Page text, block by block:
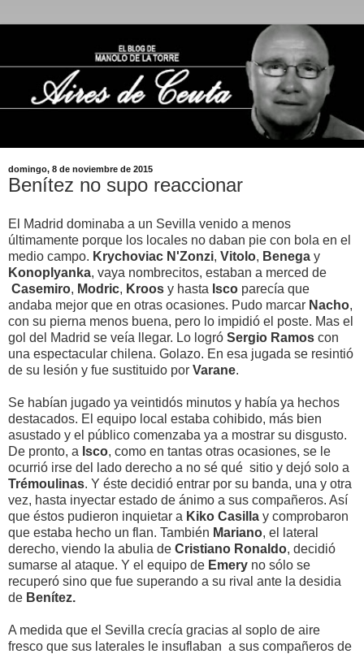
domingo, 8 de noviembre de 2015
Benítez no supo reaccionar
El Madrid dominaba a un Sevilla venido a menos
últimamente porque los locales no daban pie con bola en el
medio campo. Krychoviac N'Zonzi, Vitolo, Benega y
Konoplyanka, vaya nombrecitos, estaban a merced de
Casemiro, Modric, Kroos y hasta Isco parecía que
andaba mejor que en otras ocasiones. Pudo marcar Nacho,
con su pierna menos buena, pero lo impidió el poste. Mas el
gol del Madrid se veía llegar. Lo logró Sergio Ramos con
una espectacular chilena. Golazo. En esa jugada se resintió
de su lesión y fue sustituido por Varane.
Se habían jugado ya veintidós minutos y había ya hechos
destacados. El equipo local estaba cohibido, más bien
asustado y el público comenzaba ya a mostrar su disgusto.
De pronto, a Isco, como en tantas otras ocasiones, se le
ocurrió irse del lado derecho a no sé qué sitio y dejó solo a
Trémoulinas. Y éste decidió entrar por su banda, una y otra
vez, hasta inyectar estado de ánimo a sus compañeros. Así
que éstos pudieron inquietar a Kiko Casilla y comprobaron
que estaba hecho un flan. También Mariano, el lateral
derecho, viendo la abulia de Cristiano Ronaldo, decidió
sumarse al ataque. Y el equipo de Emery no sólo se
recuperó sino que fue superando a su rival ante la desidia
de Benítez.
A medida que el Sevilla crecía gracias al soplo de aire
fresco que sus laterales le insuflaban a sus compañeros de